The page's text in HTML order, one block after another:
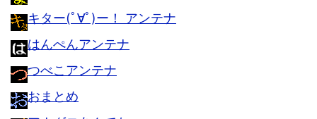
キター(ﾟ∀ﾟ)ー！ アンテナ
はんぺんアンテナ
つべこアンテナ
おまとめ